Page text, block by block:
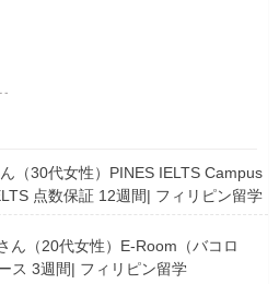
（30代女性）PINES IELTS Campus
点数保証 12週間| フィリピン留学
ん（20代女性）E-Room（バコロ
ス 3週間| フィリピン留学